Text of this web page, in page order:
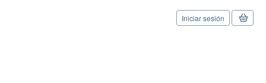
Iniciar sesión